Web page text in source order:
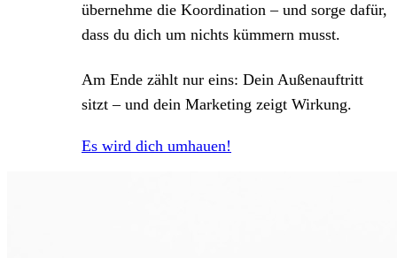
übernehme die Koordination – und sorge dafür,
dass du dich um nichts kümmern musst.
Am Ende zählt nur eins: Dein Außenauftritt
sitzt – und dein Marketing zeigt Wirkung.
Es wird dich umhauen!